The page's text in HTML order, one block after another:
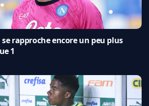
rapproche encore un peu plus
1